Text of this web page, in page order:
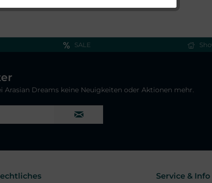
SALE
Arasian Dreams keine Neuigkeiten oder Aktionen mehr.
Service & Info